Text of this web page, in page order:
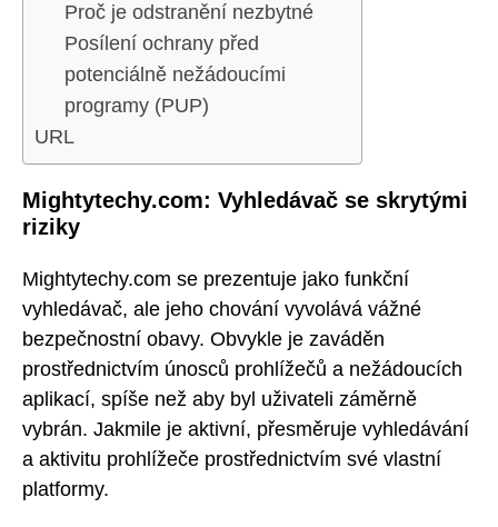
Proč je odstranění nezbytné
Posílení ochrany před
potenciálně nežádoucími
programy (PUP)
URL
Mightytechy.com: Vyhledávač se skrytými
riziky
Mightytechy.com se prezentuje jako funkční
vyhledávač, ale jeho chování vyvolává vážné
bezpečnostní obavy. Obvykle je zaváděn
prostřednictvím únosců prohlížečů a nežádoucích
aplikací, spíše než aby byl uživateli záměrně
vybrán. Jakmile je aktivní, přesměruje vyhledávání
a aktivitu prohlížeče prostřednictvím své vlastní
platformy.